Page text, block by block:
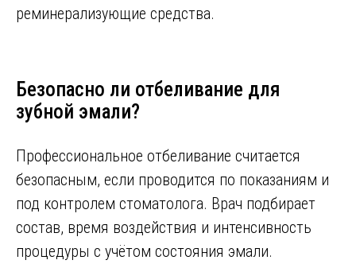
реминерализующие средства.
Безопасно ли отбеливание для
зубной эмали?
Профессиональное отбеливание считается
безопасным, если проводится по показаниям и
под контролем стоматолога. Врач подбирает
состав, время воздействия и интенсивность
процедуры с учётом состояния эмали.